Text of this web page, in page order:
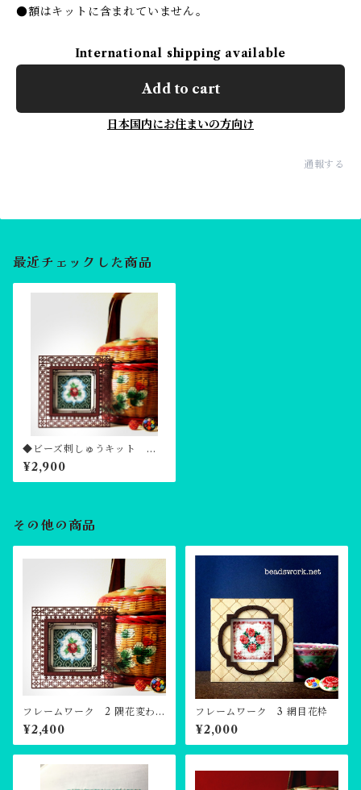
●額はキットに含まれていません。
International shipping available
Add to cart
日本国内にお住まいの方向け
通報する
最近チェックした商品
◆ビーズ刺しゅうキット 薔
薇と模様
¥2,900
その他の商品
フレームワーク 2 隅花変わり
格子
¥2,400
フレームワーク 3 網目花枠
¥2,000